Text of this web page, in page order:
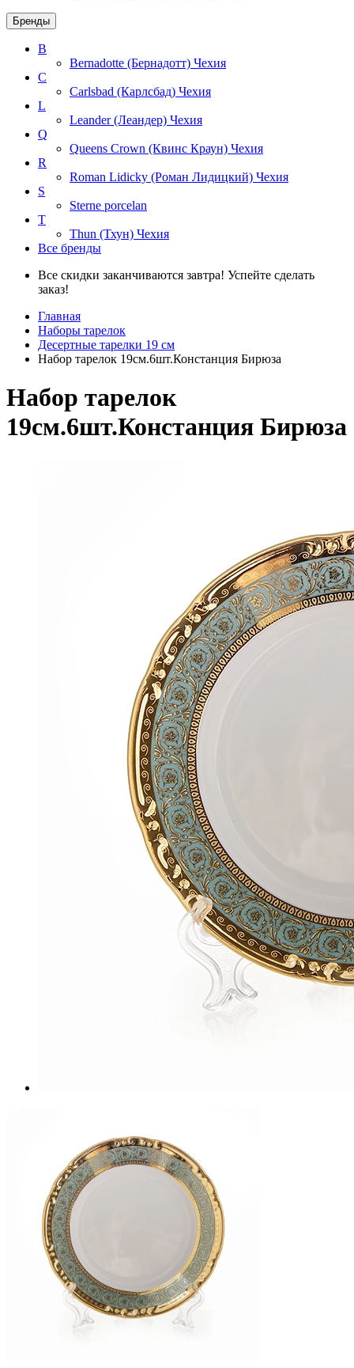
Бренды
B
Bernadotte (Бернадотт) Чехия
C
Carlsbad (Карлсбад) Чехия
L
Leander (Леандер) Чехия
Q
Queens Crown (Квинс Краун) Чехия
R
Roman Lidicky (Роман Лидицкий) Чехия
S
Sterne porcelan
T
Thun (Тхун) Чехия
Все бренды
Все скидки заканчиваются завтра! Успейте сделать
заказ!
Главная
Наборы тарелок
Десертные тарелки 19 см
Набор тарелок 19см.6шт.Констанция Бирюза
Набор тарелок
19см.6шт.Констанция Бирюза